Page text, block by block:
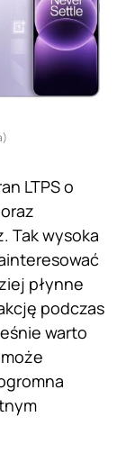
LTPS o
Tak wysoka
płynne
podczas
warto